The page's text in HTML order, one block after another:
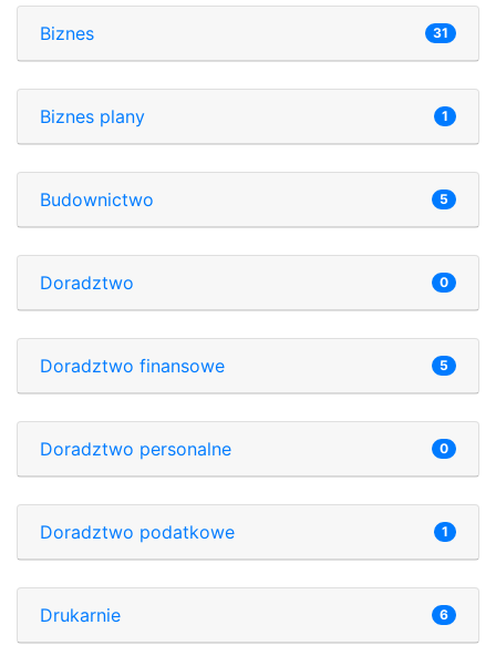
Biznes 31
Biznes plany 1
Budownictwo 5
Doradztwo 0
Doradztwo finansowe 5
Doradztwo personalne 0
Doradztwo podatkowe 1
Drukarnie 6